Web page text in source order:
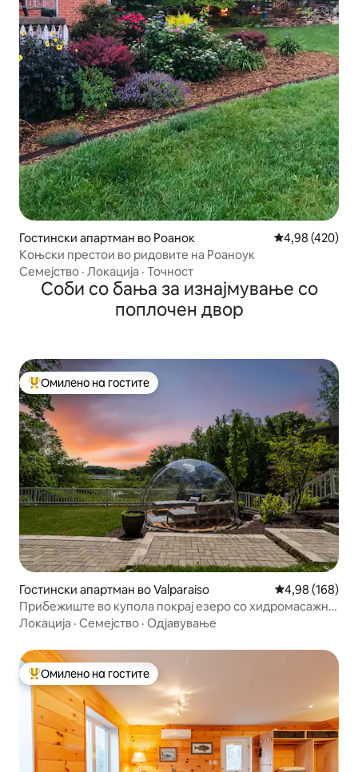
Гостински апартман во Роанок Просечна
4,98 (420)
Коњски престои во ридовите на Роаноук
Семејство · Локација · Точност
Соби со бања за изнајмување со
поплочен двор
Меѓу најуспешните „Омилени на гостите“
Омилено на гостите
Гостински апартман во Valparaiso Просечна
4,98 (168)
Прибежиште во купола покрај езеро со хидромасажна
када во близина на Индијана Дјунс
Локација · Семејство · Одјавување
Меѓу најуспешните „Омилени на гостите“
Омилено на гостите